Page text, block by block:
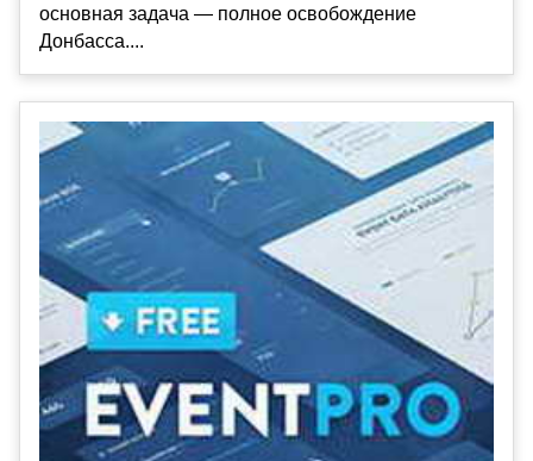
основная задача — полное освобождение
Донбасса....